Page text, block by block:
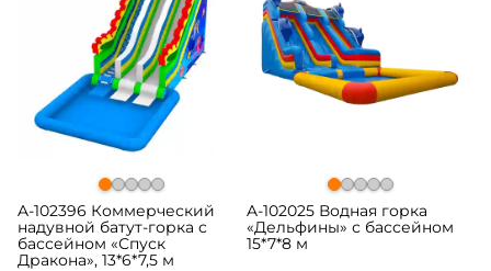
A-102396 Коммерческий
надувной батут-горка с
бассейном «Спуск
Дракона», 13*6*7,5 м
A-102025 Водная горка
«Дельфины» с бассейном
15*7*8 м